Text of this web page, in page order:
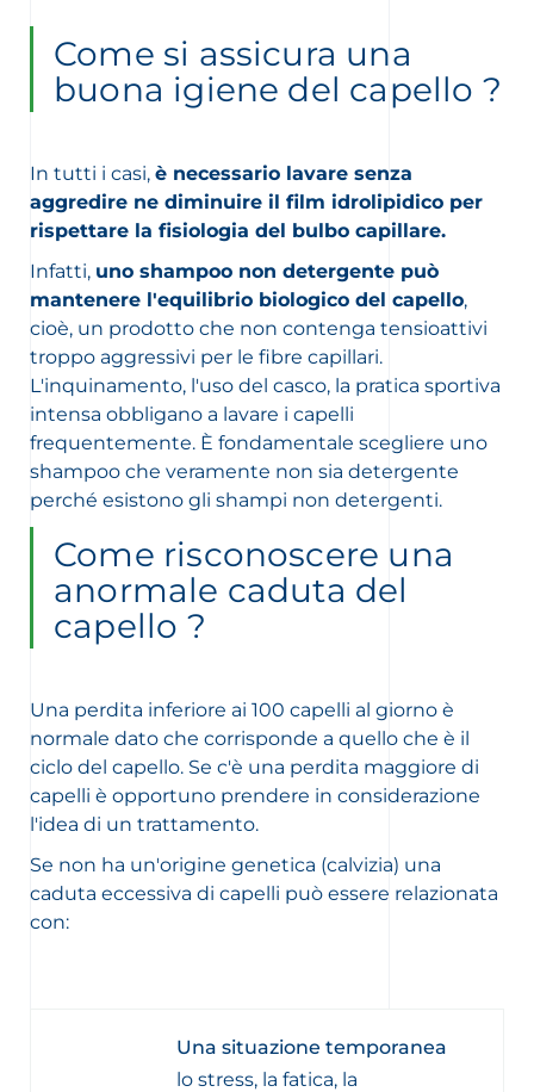
Come si assicura una
buona igiene del capello ?
In tutti i casi, è necessario lavare senza
aggredire ne diminuire il film idrolipidico per
rispettare la fisiologia del bulbo capillare.
Infatti, uno shampoo non detergente può
mantenere l'equilibrio biologico del capello,
cioè, un prodotto che non contenga tensioattivi
troppo aggressivi per le fibre capillari.
L'inquinamento, l'uso del casco, la pratica sportiva
intensa obbligano a lavare i capelli
frequentemente. È fondamentale scegliere uno
shampoo che veramente non sia detergente
perché esistono gli shampi non detergenti.
Come risconoscere una
anormale caduta del
capello ?
Una perdita inferiore ai 100 capelli al giorno è
normale dato che corrisponde a quello che è il
ciclo del capello. Se c'è una perdita maggiore di
capelli è opportuno prendere in considerazione
l'idea di un trattamento.
Se non ha un'origine genetica (calvizia) una
caduta eccessiva di capelli può essere relazionata
con:
Una situazione temporanea
lo stress, la fatica, la